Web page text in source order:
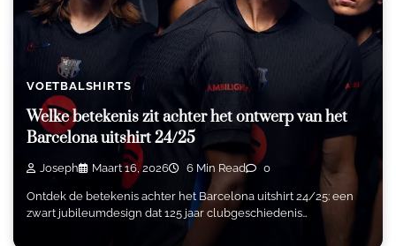
VOETBALSHIRTS
Welke betekenis zit achter het ontwerp van het
Barcelona uitshirt 24/25
Joseph Maart 16, 2026 6 Min Read 0
Ontdek de betekenis achter het Barcelona uitshirt 24/25: een
zwart jubileumdesign dat 125 jaar clubgeschiedenis…